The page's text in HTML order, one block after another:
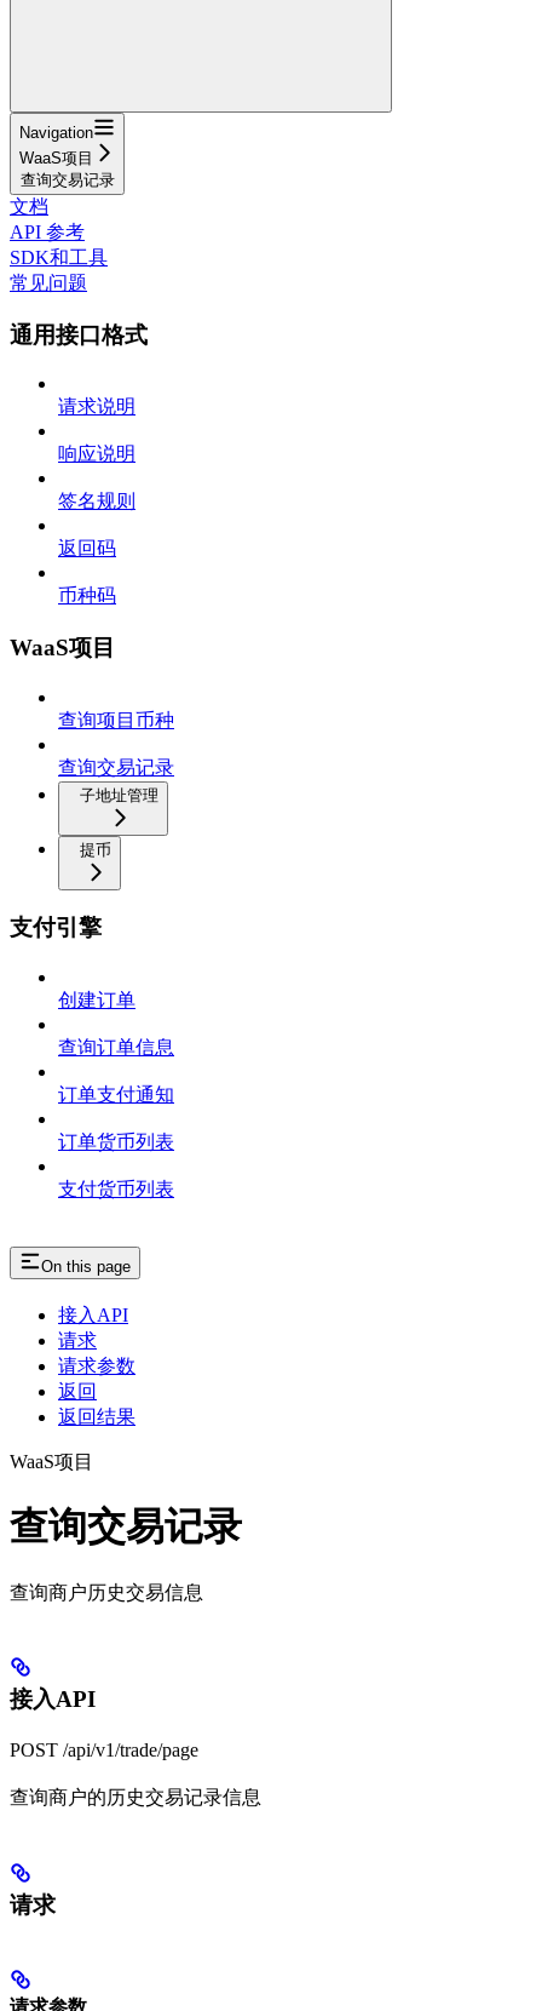
Navigation
WaaS项目
查询交易记录
文档
API 参考
SDK和工具
常见问题
通用接口格式
请求说明
响应说明
签名规则
返回码
币种码
WaaS项目
查询项目币种
查询交易记录
子地址管理
提币
支付引擎
创建订单
查询订单信息
订单支付通知
订单货币列表
支付货币列表
On this page
接入API
请求
请求参数
返回
返回结果
WaaS项目
查询交易记录
查询商户历史交易信息
接入API
POST /api/v1/trade/page
查询商户的历史交易记录信息
请求
请求参数